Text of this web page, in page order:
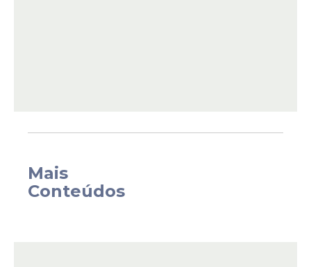
Os ânimos também ficaram exaltados
entre Juliano, Jonas e Cowboy, além de
Mais
Conteúdos